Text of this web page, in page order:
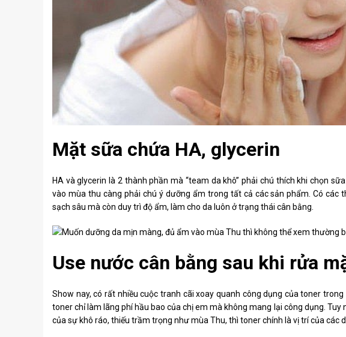
Mặt sữa chứa HA, glycerin
HA và glycerin là 2 thành phần mà “team da khô” phải chú thích khi chọn
vào mùa thu càng phải chú ý dưỡng ẩm trong tất cả các sản phẩm. Có các
sạch sâu mà còn duy trì độ ẩm, làm cho da luôn ở trạng thái cân bằng.
Use nước cân bằng sau khi rửa
Show nay, có rất nhiều cuộc tranh cãi xoay quanh công dụng của toner
toner chỉ làm lãng phí hầu bao của chị em mà không mang lại công dụng.
của sự khô ráo, thiếu trầm trọng như mùa Thu, thì toner chính là vị trí của các